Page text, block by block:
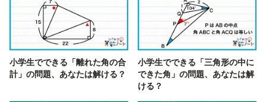
小学生でできる「離れた角の合
計」の問題、あなたは解ける？
小学生でできる「三角形の中に
できた角」の問題、あなたは解
ける？